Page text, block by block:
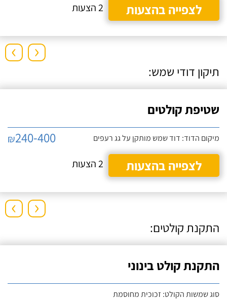
לצפייה בהצעות
2 הצעות
› ‹
תיקון דודי שמש:
שטיפת קולטים
מיקום הדוד: דוד שמש מותקן על גג רעפים ₪240-400
לצפייה בהצעות
2 הצעות
› ‹
התקנת קולטים:
התקנת קולט בינוני
סוג שמשות הקולט: זכוכית מחוסמת